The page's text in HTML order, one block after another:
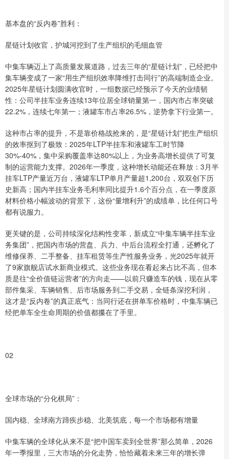
基本盘的“反内卷”胜利：
星链计划收官，护城河挖到了生产组织的毛细血管​
中集车辆迈上了高质量发展道路，过去三年的“星链计划”，已经把中
集车辆变成了一家“用生产组织效率降维打击同行”的高端制造企业。
2025年星链计划圆满收官时，一组数据已经预示了今天的业绩韧
性：公司半挂车业务连续13年位居全球销量第一，国内市占率突破
22.2%，连续七年第一；液罐车市占率26.5%，逆势拿下行业第一。
这种市占率的提升，不是靠价格战抢来的，是“星链计划”把生产组织
的效率抠到了极致：2025年LTP半挂车和液罐车工时节降
30%-40%，集中采购覆盖率达80%以上，为业务高增长提供了可复
制的运营能力支撑。2026年一季度，这种增长动能还在释放：3月半
挂车LTP产量近万台，液罐车LTP单月产量超1,200台，双双创下历
史新高；国内半挂车业务毛利率同比提升1.6个百分点，在一季度原
材料价格小幅波动的背景下，这份“量增利升”的成绩单，比任何口号
都有说服力。
更关键的是，公司持续深化结构性变革，新成立“中集车辆半挂车业
务集团”，把国内市场的营盘、兵力、中后台流程全打通，还孵化了
维修保养、二手整备、挂车租赁等生产性服务业务，光2025年就开
了9家旗舰店试水新商业模式。这些业务现在看起来占比不高，但本
质是往“全价值链运营者”的方向走——以前只赚造车的钱，现在从零
部件集采、车辆销售、后市场服务到二手交易，全链条深挖利润，
这才是“反内卷”的真正底气：当同行还在拼单车价格时，中集车辆已
经把单车全生命周期的价值都攥在了手里。
02
全球市场的“分化棋局”：
国内稳、全球南方蹄疾步稳、北美筑底，每一个市场都有增量​
中集车辆的全球化从来不是“把中国车卖到全世界”那么简单，2026
年一季报里，三大市场的分化走势，恰恰藏着未来三年的增长弹